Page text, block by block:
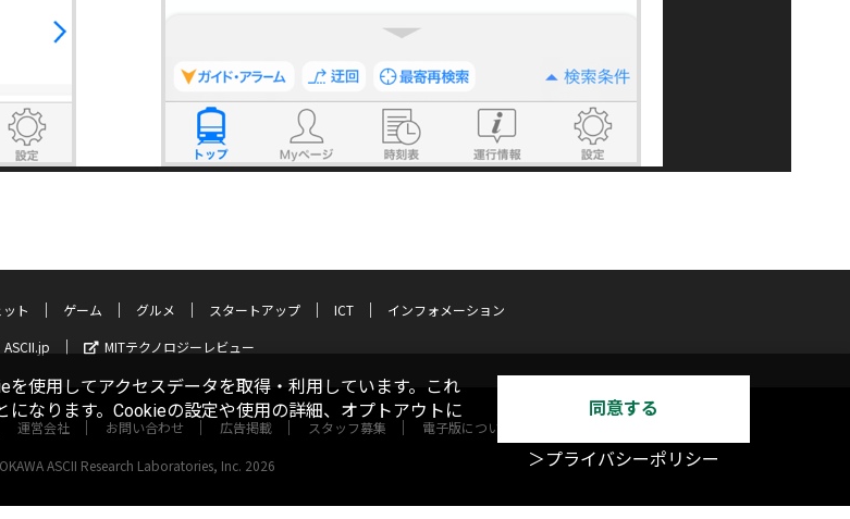
ト ゲーム グルメ スタートアップ ICT
インフォメーション
ASCII.jp
MITテクノロジーレビュー
運営会社 お問い合わせ 広告掲載 スタッフ募集 電子版について
ASCII Research Laboratories, Inc. 2026
使用してアクセスデータを取得・利用しています。これ
なります。Cookieの設定や使用の詳細、オプトアウトに
同意する
＞プライバシーポリシー